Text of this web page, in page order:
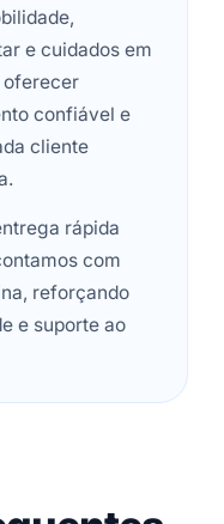
e cuidados em
oferecer
confiável e
cliente
rápida
com
reforçando
e suporte ao